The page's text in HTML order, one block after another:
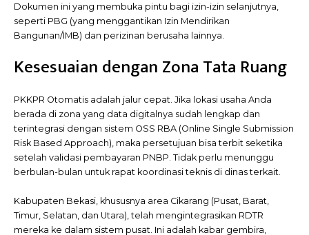
Dokumen ini yang membuka pintu bagi izin-izin selanjutnya,
seperti PBG (yang menggantikan Izin Mendirikan
Bangunan/IMB) dan perizinan berusaha lainnya.
Kesesuaian dengan Zona Tata Ruang
PKKPR Otomatis adalah jalur cepat. Jika lokasi usaha Anda
berada di zona yang data digitalnya sudah lengkap dan
terintegrasi dengan sistem OSS RBA (Online Single Submission
Risk Based Approach), maka persetujuan bisa terbit seketika
setelah validasi pembayaran PNBP. Tidak perlu menunggu
berbulan-bulan untuk rapat koordinasi teknis di dinas terkait.
Kabupaten Bekasi, khususnya area Cikarang (Pusat, Barat,
Timur, Selatan, dan Utara), telah mengintegrasikan RDTR
mereka ke dalam sistem pusat. Ini adalah kabar gembira,